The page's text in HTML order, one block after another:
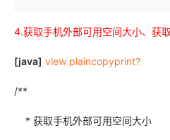
4.获取手机外部可用空间大小、获
[java] view plaincopyprint?
/**
* 获取手机外部可用空间大小